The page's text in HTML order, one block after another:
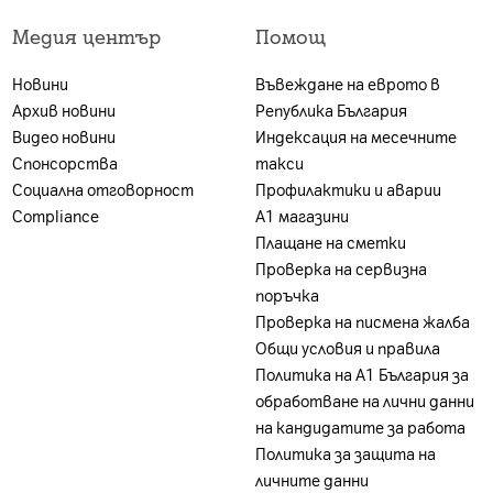
Ако клиентът не отговаря на едно от
се заплаща цената на устройството без
А1 България или партньорската мрежа.
Медия център
Новини
Архив новини
Видео новини
Спонсорства
Социална отговорност
Compliance
Помощ
Въвеждане на еврото в
Република България
Индексация на месечните
такси
Профилактики и аварии
А1 магазини
Плащане на сметки
Проверка на сервизна
поръчка
Проверка на писмена жалба
Общи условия и правила
Политика на A1 България за
обработване на лични данни
на кандидатите за работа
Политика за защита на
личните данни